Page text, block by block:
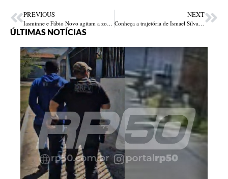
PREVIOUS
Iasminne e Fábio Novo agitam a zona Norte de Teresina com mega carreata de inclusão
NEXT
Conheça a trajetória de Ismael Silva, futuro Secretário Municipal de Educação em Teresina
ÚLTIMAS NOTÍCIAS